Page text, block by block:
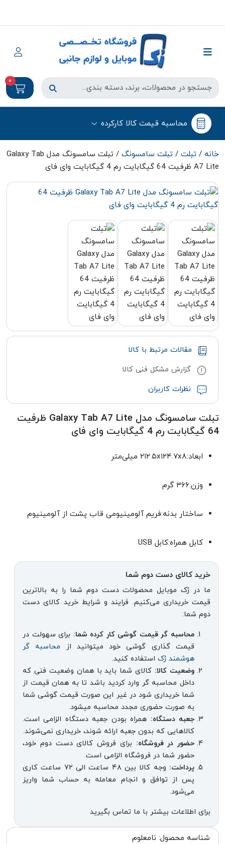
0
محاسبه قیمت کالا کارکرده
خانه / تبلت / تبلت سامسونگ
/ تبلت سامسونگ مدل Galaxy Tab
A7 Lite ظرفیت 64 گیگابایت رم 4 گیگابایت وای فای
مقالات مرتبط با کالا
گزارش مشکل فنی کالا
نظرات کاربران
تبلت سامسونگ مدل Galaxy Tab A7 Lite ظرفیت
64 گیگابایت رم 4 گیگابایت وای فای
ابعاد:۲۱۲.۵x۱۲۴.۷x۸ میلی‌متر
وزن:۳۶۶ گرم
ساختار بدنه:فریم آلومینیومی قاب پشت از آلومینیوم
کابل همراه:کابل USB
خرید کالای دست دوم شما
ما در رُک موبایل محصولات دست دوم شما را به بالاترین
قیمت خریداری می‌کنیم. فرایند و شرایط خرید کالای دست
دوم شما:
محاسبه گر قیمت گوشی کار کرده شما: برای سهولت در
قیمت گذاری گوشی خود میتوانید از محاسبه گر
هوشمند رُک استفاده کنید.
وضعیت کالا: کالای شما باید با همان وضعیت فنی که
داخل محاسبه گر وارد کردید باشد تا به همان قیمت از
شما خریداری شود در غیر این صورت قیمت گوشی شما
به صورت حضوری مجدد محاسبه میشود.
جعبه دستگاه: همراه بودن جعبه دستگاه الزامی است.
کالاهایی که بدون جعبه ارائه شوند، خریداری نمی‌شوند.
حضور در فروشگاه: برای فروش کالای دست دوم خود،
حضور شما در فروشگاه الزامی است.
پرداخت:
وجه کالا بین ۴۸ ساعت الی ۷۲ ساعت کاری
پس از توافق و انجام معامله به حساب شما واریز
می‌شود.
برای اطلاعات بیشتر با ما تماس بگیرید
شناسه محصول: نامعلوم